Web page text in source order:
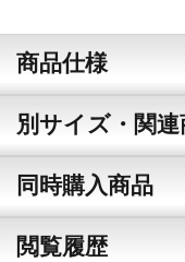
商品仕様
別サイズ・関
同時購入商品
閲覧履歴